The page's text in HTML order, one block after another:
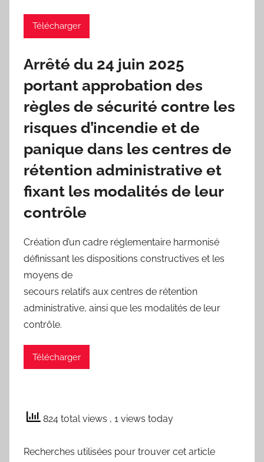
Télécharger
Arrêté du 24 juin 2025
portant approbation des
règles de sécurité contre les
risques d’incendie et de
panique dans les centres de
rétention administrative et
fixant les modalités de leur
contrôle
Création d’un cadre réglementaire harmonisé
définissant les dispositions constructives et les
moyens de
secours relatifs aux centres de rétention
administrative, ainsi que les modalités de leur
contrôle.
Télécharger
824 total views , 1 views today
Recherches utilisées pour trouver cet article